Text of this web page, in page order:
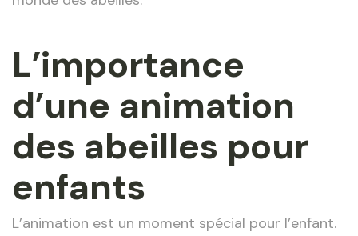
L’importance
d’une animation
des abeilles pour
enfants
L’animation est un moment spécial pour l’enfant.